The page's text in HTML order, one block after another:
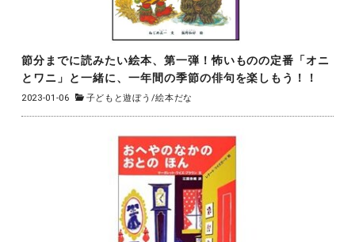
節分までに読みたい絵本、第一弾！怖いものの定番「オニ
とワニ」と一緒に、一年間の季節の俳句を楽しもう！！
2023-01-06 子どもと遊ぼう /絵本だな